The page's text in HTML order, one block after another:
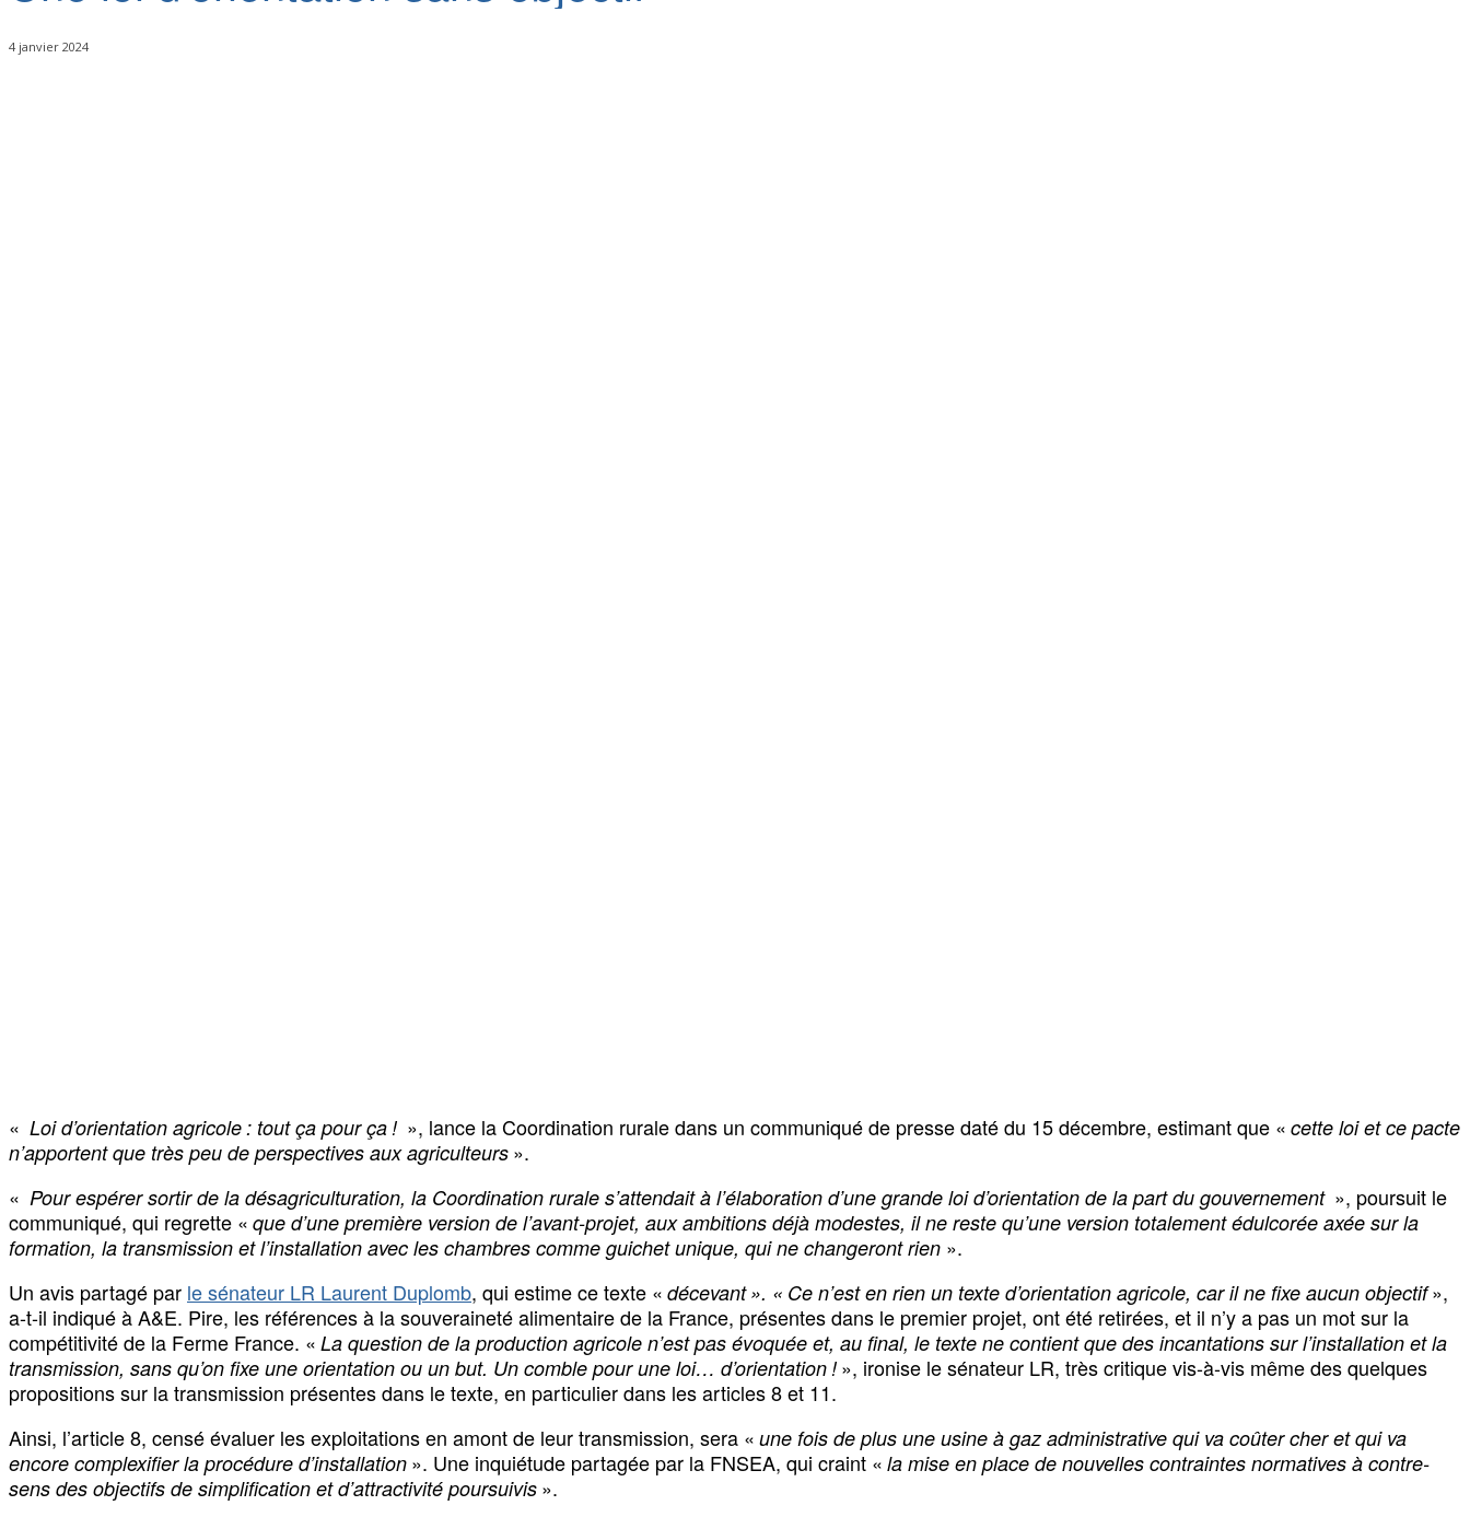
4 janvier 2024
« Loi d’orientation agricole : tout ça pour ça ! », lance la Coordination rurale dans un communiqué de presse daté du 15 décembre, estimant que « cette loi et ce pacte
n’apportent que très peu de perspectives aux agriculteurs ».
« Pour espérer sortir de la désagriculturation, la Coordination rurale s’attendait à l’élaboration d’une grande loi d’orientation de la part du gouvernement», poursuit le
communiqué, qui regrette « que d’une première version de l’avant-projet, aux ambitions déjà modestes, il ne reste qu’une version totalement édulcorée axée sur la
formation, la transmission et l’installation avec les chambres comme guichet unique, qui ne changeront rien ».
Un avis partagé par le sénateur LR Laurent Duplomb, qui estime ce texte « décevant ». « Ce n’est en rien un texte d’orientation agricole, car il ne fixe aucun objectif»,
a-t-il indiqué à A&E. Pire, les références à la souveraineté alimentaire de la France, présentes dans le premier projet, ont été retirées, et il n’y a pas un mot sur la
compétitivité de la Ferme France. « La question de la production agricole n’est pas évoquée et, au final, le texte ne contient que des incantations sur l’installation et la
transmission, sans qu’on fixe une orientation ou un but. Un comble pour une loi… d’orientation ! », ironise le sénateur LR, très critique vis-à-vis même des quelques
propositions sur la transmission présentes dans le texte, en particulier dans les articles 8 et 11.
Ainsi, l’article 8, censé évaluer les exploitations en amont de leur transmission, sera « une fois de plus une usine à gaz administrative qui va coûter cher et qui va
encore complexifier la procédure d’installation ». Une inquiétude partagée par la FNSEA, qui craint « la mise en place de nouvelles contraintes normatives à contre-
sens des objectifs de simplification et d’attractivité poursuivis ».